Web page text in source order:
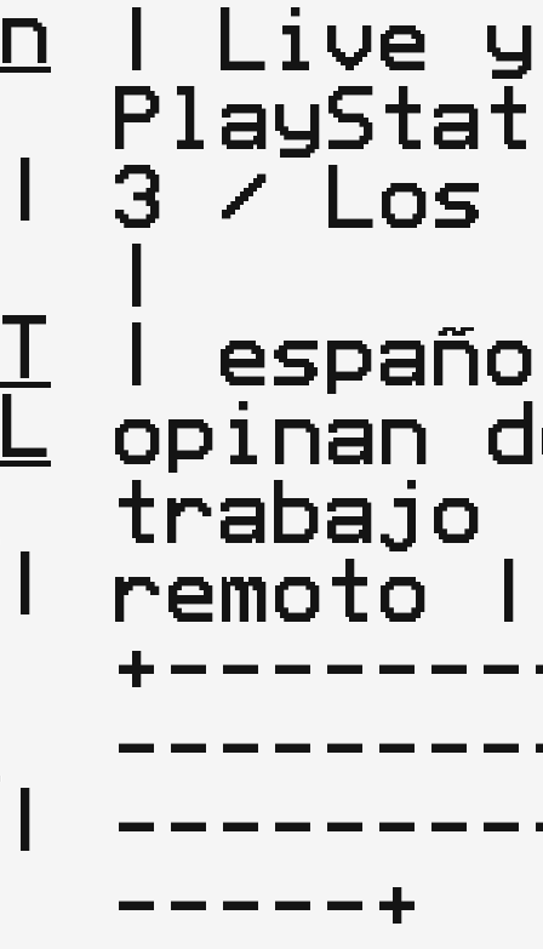
| Live y
3 / Los
|
opinan
trabajo
remoto |
-----+